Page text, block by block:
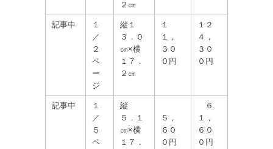
２㎝
記事中
１
／
２
ペ
ー
ジ
縦１
３．０
㎝×横
１７．
２㎝
１
１，
３０
０円
１２
４，
３０
０円
記事中
１
／
５
ペ
縦
５．１
㎝×横
１７．
５，
６０
０円
６
１，
６０
０円